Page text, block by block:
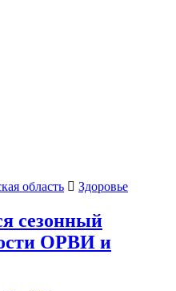
область Здоровье
сезонный
ОРВИ и